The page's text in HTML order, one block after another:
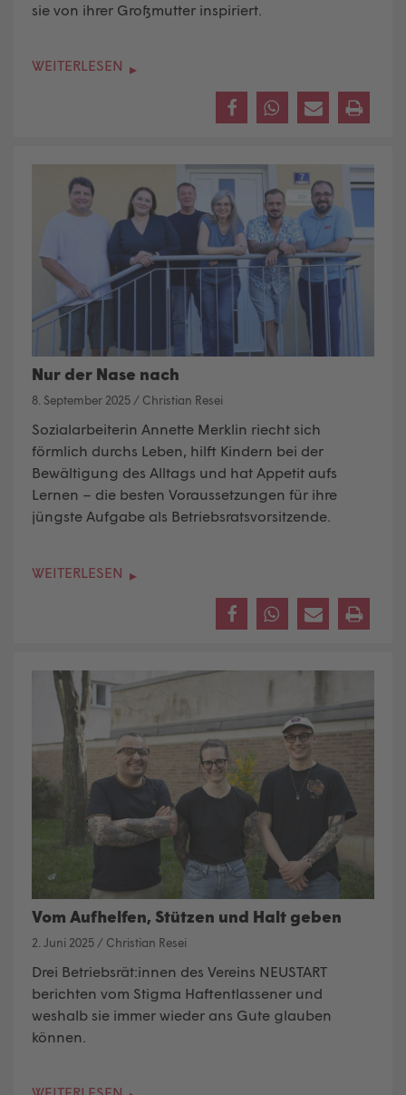
sie von ihrer Großmutter inspiriert.
WEITERLESEN
Nur der Nase nach
8. September 2025 / Christian Resei
Sozialarbeiterin Annette Merklin riecht sich
förmlich durchs Leben, hilft Kindern bei der
Bewältigung des Alltags und hat Appetit aufs
Lernen – die besten Voraussetzungen für ihre
jüngste Aufgabe als Betriebsratsvorsitzende.
WEITERLESEN
Vom Aufhelfen, Stützen und Halt geben
2. Juni 2025 / Christian Resei
Drei Betriebsrät:innen des Vereins NEUSTART
berichten vom Stigma Haftentlassener und
weshalb sie immer wieder ans Gute glauben
können.